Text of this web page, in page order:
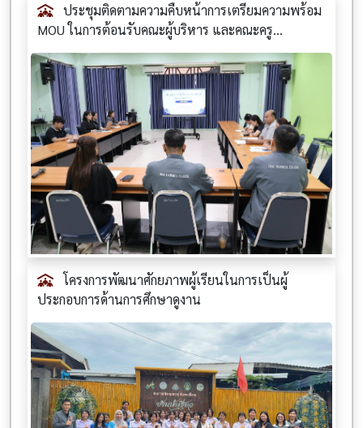
ประชุมติดตามความคืบหน้าการเตรียมความพร้อม
MOU ในการต้อนรับคณะผู้บริหาร และคณะครู...
โครงการพัฒนาศักยภาพผู้เรียนในการเป็นผู้
ประกอบการด้านการศึกษาดูงาน